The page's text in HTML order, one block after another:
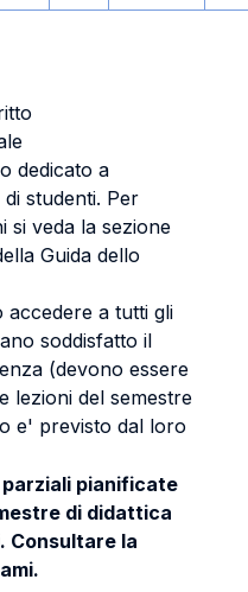
dedicato a
studenti. Per
si veda la sezione
Guida dello
accedere a tutti gli
soddisfatto il
(devono essere
lezioni del semestre
e' previsto dal loro
pianificate
di didattica
Consultare la